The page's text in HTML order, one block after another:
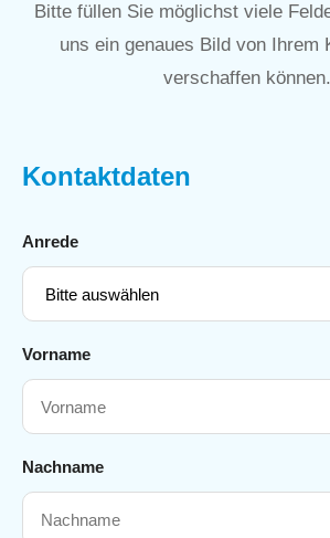
Bitte füllen Sie möglichst viele
uns ein genaues Bild von Ihrem
verschaffen können.
Kontaktdaten
Anrede
Vorname
Nachname